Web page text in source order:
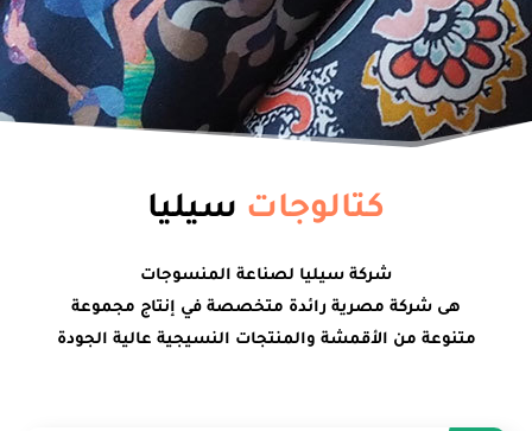
كتالوجات سيليا
شركة سيليا لصناعة المنسوجات
هى شركة مصرية رائدة متخصصة في إنتاج مجموعة
متنوعة من الأقمشة والمنتجات النسيجية عالية الجودة